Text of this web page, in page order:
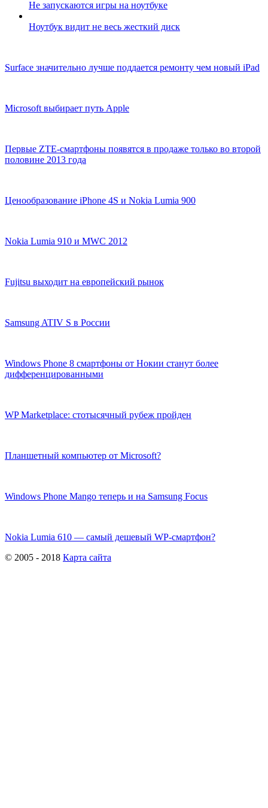
Не запускаются игры на ноутбуке
Ноутбук видит не весь жесткий диск
Surface значительно лучше поддается ремонту чем новый iPad
Microsoft выбирает путь Apple
Первые ZTE-смартфоны появятся в продаже только во второй
половине 2013 года
Ценообразование iPhone 4S и Nokia Lumia 900
Nokia Lumia 910 и MWC 2012
Fujitsu выходит на европейский рынок
Samsung ATIV S в России
Windows Phone 8 смартфоны от Нокии станут более
дифференцированными
WP Marketplace: стотысячный рубеж пройден
Планшетный компьютер от Microsoft?
Windows Phone Mango теперь и на Samsung Focus
Nokia Lumia 610 — самый дешевый WP-смартфон?
© 2005 - 2018 Карта сайта